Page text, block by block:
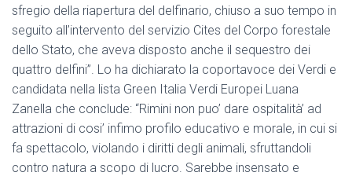
sfregio della riapertura del delfinario, chiuso a suo tempo in
seguito all’intervento del servizio Cites del Corpo forestale
dello Stato, che aveva disposto anche il sequestro dei
quattro delfini”. Lo ha dichiarato la coportavoce dei Verdi e
candidata nella lista Green Italia Verdi Europei Luana
Zanella che conclude: “Rimini non puo’ dare ospitalità’ ad
attrazioni di cosi’ infimo profilo educativo e morale, in cui si
fa spettacolo, violando i diritti degli animali, sfruttandoli
contro natura a scopo di lucro. Sarebbe insensato e